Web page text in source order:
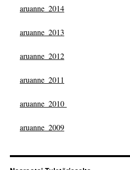
aruanne_2014
aruanne_2013
aruanne_2012
aruanne_2011
aruanne_2010
aruanne_2009